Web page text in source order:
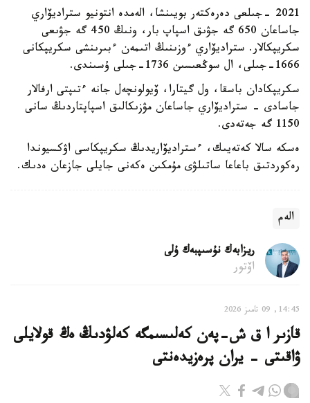
2021 -جىلعى دەرەكتەر بويىنشا، الەمدە انتونيو ستراديۆاري
جاساعان 650 گە جۋىق اسپاپ بار، ونىڭ 450 گە جۋىعى
سكريپكالار. ستراديۆاري ءوزىنىڭ اتىمەن ءبىرىنشى سكريپكانى
1666-جىلى، ال سوڭعىسىن 1736-جىلى ۇسىندى.
سكريپكادان باسقا، ول گيتارا، ۆيولونچەل جانە ءتىپتى ارفالار
جاسادى - ستراديۆاري جاساعان مۋزىكالىق اسپاپتاردىڭ سانى
1150 گە جەتەدى.
ەسكە سالا كەتەيىك، ءستراديۆاريدىڭ سكريپكاسى اۋكسيوندا
رەكوردتىق باعاعا ساتىلۋى مۇمكىن ەكەنى جايلى جازعان ەدىك.
الەم
ريزابەك نۇسىپبەك ۇلى
اۆتور
14:45, 09 تامىز 2026
قازىر ا ق ش-پەن كەلىسىمگە كەلۋدىڭ ەڭ قولايلى
ۋاقىتى - يران پرەزيدەنتى